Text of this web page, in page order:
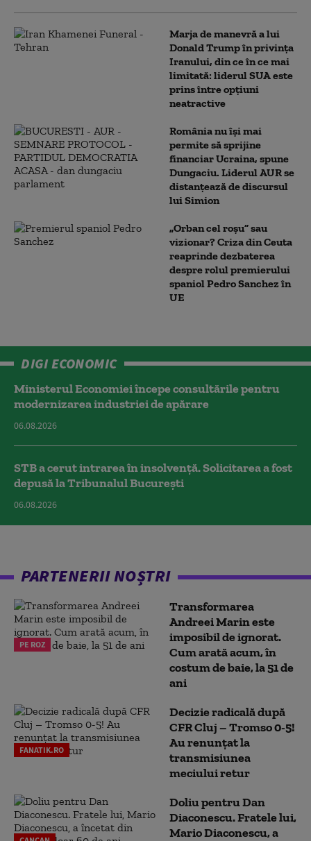
Marja de manevră a lui
Donald Trump în privința
Iranului, din ce în ce mai
limitată: liderul SUA este
prins între opțiuni
neatractive
România nu își mai
permite să sprijine
financiar Ucraina, spune
Dungaciu. Liderul AUR se
distanțează de discursul
lui Simion
„Orban cel roșu” sau
vizionar? Criza din Ceuta
reaprinde dezbaterea
despre rolul premierului
spaniol Pedro Sanchez în
UE
DIGI ECONOMIC
Ministerul Economiei începe consultările pentru
modernizarea industriei de apărare
06.08.2026
STB a cerut intrarea în insolvență. Solicitarea a fost
depusă la Tribunalul București
06.08.2026
PARTENERII NOȘTRI
PE ROZ
Transformarea
Andreei Marin este
imposibil de ignorat.
Cum arată acum, în
costum de baie, la 51 de
ani
FANATIK.RO
Decizie radicală după
CFR Cluj – Tromso 0-5!
Au renunțat la
transmisiunea
meciului retur
Doliu pentru Dan
Diaconescu. Fratele lui,
Mario Diaconescu, a